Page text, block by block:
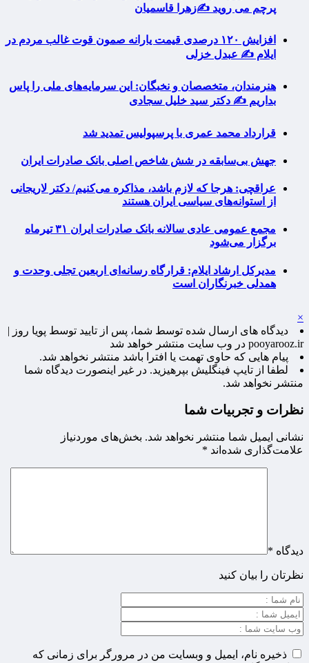
پرچم می روید ✍️زهرا قاسمیان
افزایش ۱۲۰ درصدی قیمت یارانه صمون قوت غالب مردم در
ایلام ✍️ عبدل خزلی
هنرمندان، متخصصان و نخبگان: این سرمایه‌های ملی را پاس
بداریم ✍️ دکتر سید خلیل سجادی
قرارداد محمد عمری با پرسپولیس تمدید شد
جهش بی‌سابقه در شش شاخص اصلی بانک صادرات ایران
عراقچی: هرجا که لازم باشد، مذاکره می‌کنیم/ دکتر لاریجانی
از استوانه‌های سیاسی ایران هستند
مجمع عمومی عادی سالانه بانک صادرات ایران ۳۱ تیرماه
برگزار می‌شود
مدیرکل ارشاد ایلام: قرارگاه رسانه‌ای اربعین تجلی وحدت و
همدلی خبرنگاران است
×
دیدگاه های ارسال شده توسط شما، پس از تایید توسط پویا روز |
pooyarooz.ir در وب سایت منتشر خواهد شد
پیام هایی که حاوی تهمت یا افترا باشد منتشر نخواهد شد.
لطفا از تایپ فینگلیش بپرهیزید. در غیر اینصورت دیدگاه شما
منتشر نخواهد شد.
نظرات و تجربیات شما
نشانی ایمیل شما منتشر نخواهد شد. بخش‌های موردنیاز
علامت‌گذاری شده‌اند *
دیدگاه *
نظرتان را بیان کنید
ذخیره نام، ایمیل و وبسایت من در مرورگر برای زمانی که